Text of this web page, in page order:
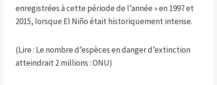
enregistrées à cette période de l’année » en 1997 et
2015, lorsque El Niño était historiquement intense.
(Lire : Le nombre d’espèces en danger d’extinction
atteindrait 2 millions : ONU)